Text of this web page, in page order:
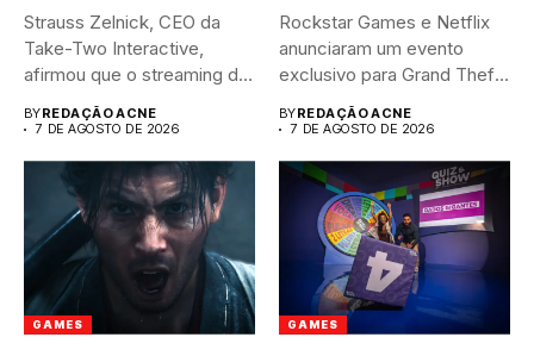
Strauss Zelnick, CEO da
Take-Two Interactive,
afirmou que o streaming de
BYREDAÇÃO ACNE
7 DE AGOSTO DE 2026
Rockstar Games e Netflix
anunciaram um evento
exclusivo para Grand Theft
BYREDAÇÃO ACNE
7 DE AGOSTO DE 2026
GAMES GAMES